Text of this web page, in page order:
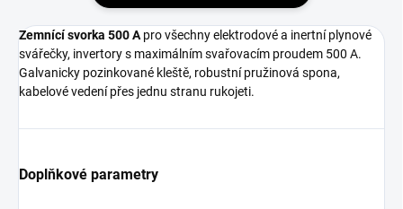
Zemnící svorka 500 A pro všechny elektrodové a inertní plynové
svářečky, invertory s maximálním svařovacím proudem 500 A.
Galvanicky pozinkované kleště, robustní pružinová spona,
kabelové vedení přes jednu stranu rukojeti.
Doplňkové parametry